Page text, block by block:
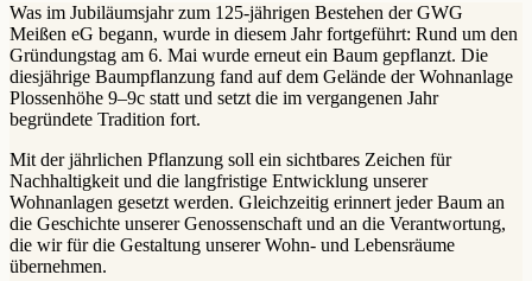
Was im Jubiläumsjahr zum 125-jährigen Bestehen der GWG
Meißen eG begann, wurde in diesem Jahr fortgeführt: Rund um den
Gründungstag am 6. Mai wurde erneut ein Baum gepflanzt. Die
diesjährige Baumpflanzung fand auf dem Gelände der Wohnanlage
Plossenhöhe 9–9c statt und setzt die im vergangenen Jahr
begründete Tradition fort.
Mit der jährlichen Pflanzung soll ein sichtbares Zeichen für
Nachhaltigkeit und die langfristige Entwicklung unserer
Wohnanlagen gesetzt werden. Gleichzeitig erinnert jeder Baum an
die Geschichte unserer Genossenschaft und an die Verantwortung,
die wir für die Gestaltung unserer Wohn- und Lebensräume
übernehmen.